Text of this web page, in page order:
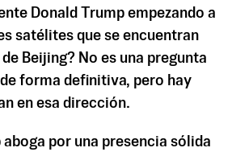
Donald Trump empezando a
satélites que se encuentran
Beijing? No es una pregunta
forma definitiva, pero hay
en esa dirección.
por una presencia sólida